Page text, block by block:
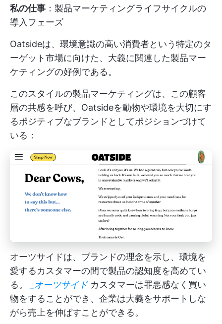
私の仕事 ：製品マーケティングライフサイクルの
導入フェーズ
Oatsideは、環境意識の高い消費者という特定のタ
ーゲット市場に向けた、大義に関連した製品マー
ケティングの好例である。
このスタイルの製品マーケティングは、この顧客
層の共感を呼び、Oatsideを動物や環境を大切にす
るポジティブなブランドとしてポジションづけて
いる：
オーツサイドは、ブランドの理念を示し、環境を
愛するカスタマーの間で製品の認知度を高めてい
る。
_オーツサイドカスタマーは罪悪感なく買い
物をすることができ、企業は大義をサポートしな
がら売上を伸ばすことができる。